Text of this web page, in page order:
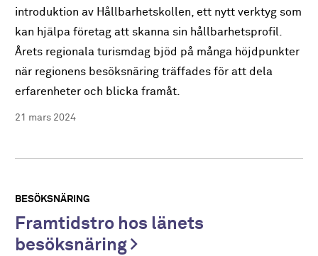
introduktion av Hållbarhetskollen, ett nytt verktyg som
kan hjälpa företag att skanna sin hållbarhetsprofil.
Årets regionala turismdag bjöd på många höjdpunkter
när regionens besöksnäring träffades för att dela
erfarenheter och blicka framåt.
21 mars 2024
BESÖKSNÄRING
Framtidstro hos länets
besöksnäring